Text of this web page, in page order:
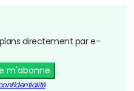
directement par e-
m'abonne